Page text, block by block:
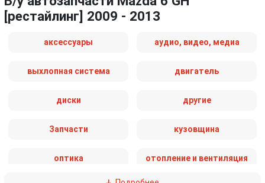
[рестайлинг] 2009 - 2013
аксессуары аудио, видео, медиа
выхлопная система двигатель
диски другие
Запчасти кузовщина
оптика отопление и вентиляция